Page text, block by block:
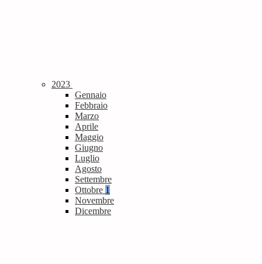
2023
Gennaio
Febbraio
Marzo
Aprile
Maggio
Giugno
Luglio
Agosto
Settembre
Ottobre 1
Novembre
Dicembre